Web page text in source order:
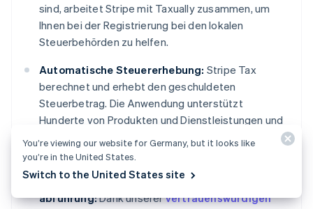
sind, arbeitet Stripe mit Taxually zusammen, um
Ihnen bei der Registrierung bei den lokalen
Steuerbehörden zu helfen.
Automatische Steuererhebung: Stripe Tax
berechnet und erhebt den geschuldeten
Steuerbetrag. Die Anwendung unterstützt
Hunderte von Produkten und Dienstleistungen und
ist hinsichtlich Steuerregelungen und
Steuersatzänderungen auf dem neuesten Stand.
Vereinfachung der Steuererklärung und -
abführung:Dank unserervertrauenswürdigen
Australien
English
NederlandsFrançaisDeutschEnglish
Brasilien
PortuguêsEnglish
English
You’re viewing our website for Germany, but it looks like
you’re in the United States.
Switch to the United States site